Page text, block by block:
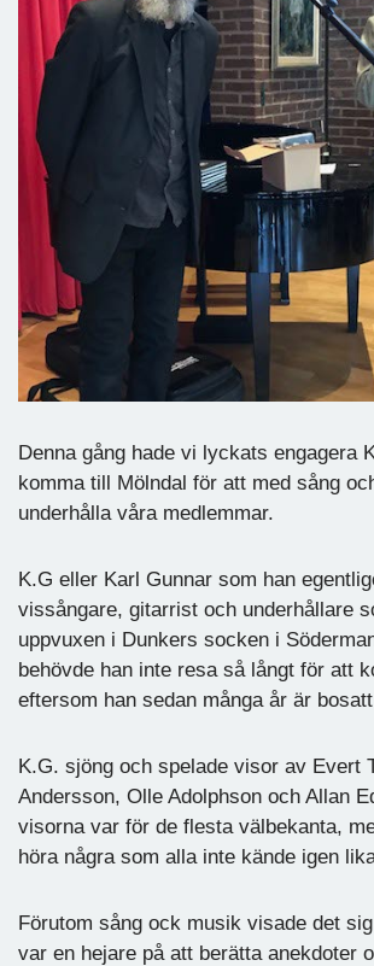
Denna gång hade vi lyckats engagera
komma till Mölndal för att med sång
underhålla våra medlemmar.
K.G eller Karl Gunnar som han
vissångare, gitarrist och underhållare
uppvuxen i Dunkers socken i
behövde han inte resa så långt för att
eftersom han sedan många år är
K.G. sjöng och spelade visor av Evert
Andersson, Olle Adolphson och Allan
visorna var för de flesta välbekanta,
höra några som alla inte kände igen
Förutom sång ock musik visade det
var en hejare på att berätta anekdoter